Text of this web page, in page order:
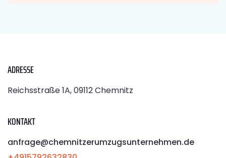
ADRESSE
Reichsstraße 1A, 09112 Chemnitz
KONTAKT
anfrage@chemnitzerumzugsunternehmen.de